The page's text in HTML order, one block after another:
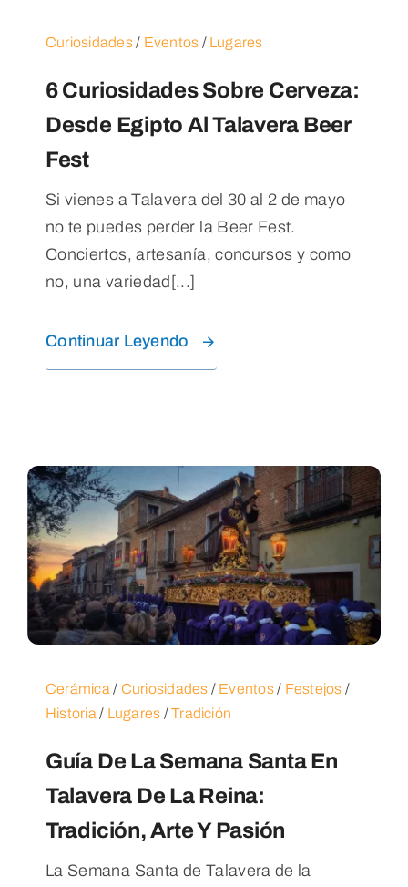
Curiosidades/ Eventos / Lugares
6 Curiosidades Sobre Cerveza:
Desde Egipto Al Talavera Beer
Fest
Si vienes a Talavera del 30 al 2 de mayo
no te puedes perder la Beer Fest.
Conciertos, artesanía, concursos y como
no, una variedad[...]
Continuar Leyendo
Cerámica / Curiosidades / Eventos/ Festejos /
Historia / Lugares /Tradición
Guía De La Semana Santa En
Talavera De La Reina:
Tradición, Arte Y Pasión
La Semana Santa de Talavera de la